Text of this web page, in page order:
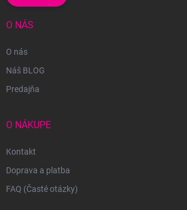
O NÁS
O nás
Náš BLOG
Predajňa
O NÁKUPE
Kontakt
Doprava a platba
FAQ (Časté otázky)